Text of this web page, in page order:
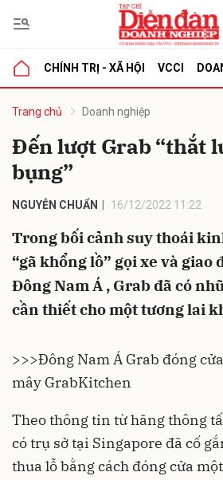
CHÍNH TRỊ - XÃ HỘI VCCI
Trang chủ Doanh nghiệp
Đến lượt Grab “thắt
bụng”
NGUYỄN CHUẨN 16/12/2022 11:22
Trong bối cảnh suy thoái
“gã khổng lồ” gọi xe và giao
Đông Nam Á , Grab đã có
cần thiết cho một tương lai
>>>Đông Nam Á Grab đóng
mây GrabKitchen
Theo thông tin từ hãng thông
có trụ sở tại Singapore đã cố
thua lỗ bằng cách đóng cửa
luận